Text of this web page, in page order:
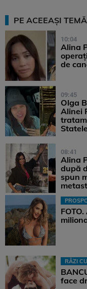
PE ACEEAȘI TEMĂ
10:04
Alina
de
09:45
Olga
Alinei
08:41
Alina
după
spun
RÂZI
face